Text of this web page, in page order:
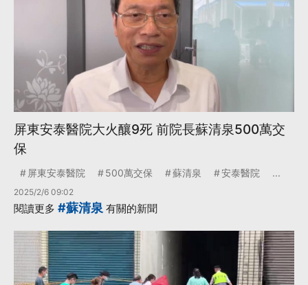
屏東安泰醫院大火釀9死 前院長蘇清泉500萬交
保
屏東安泰醫院 500萬交保 蘇清泉 安泰醫院 ...
2025/2/6 09:02
閱讀更多 #蘇清泉 有關的新聞